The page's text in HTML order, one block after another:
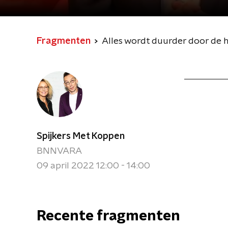
opgelost kan
Fragmenten
Spijkers Met Koppen
BNNVARA
09 april 2022 12:00 - 14:00
Recente fragmenten